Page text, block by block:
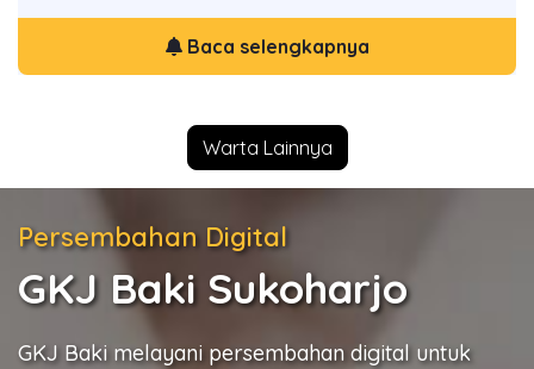
Baca selengkapnya
Baca selengkapnya
Warta Lainnya
Persembahan Digital
GKJ Baki Sukoharjo
GKJ Baki melayani persembahan digital untuk